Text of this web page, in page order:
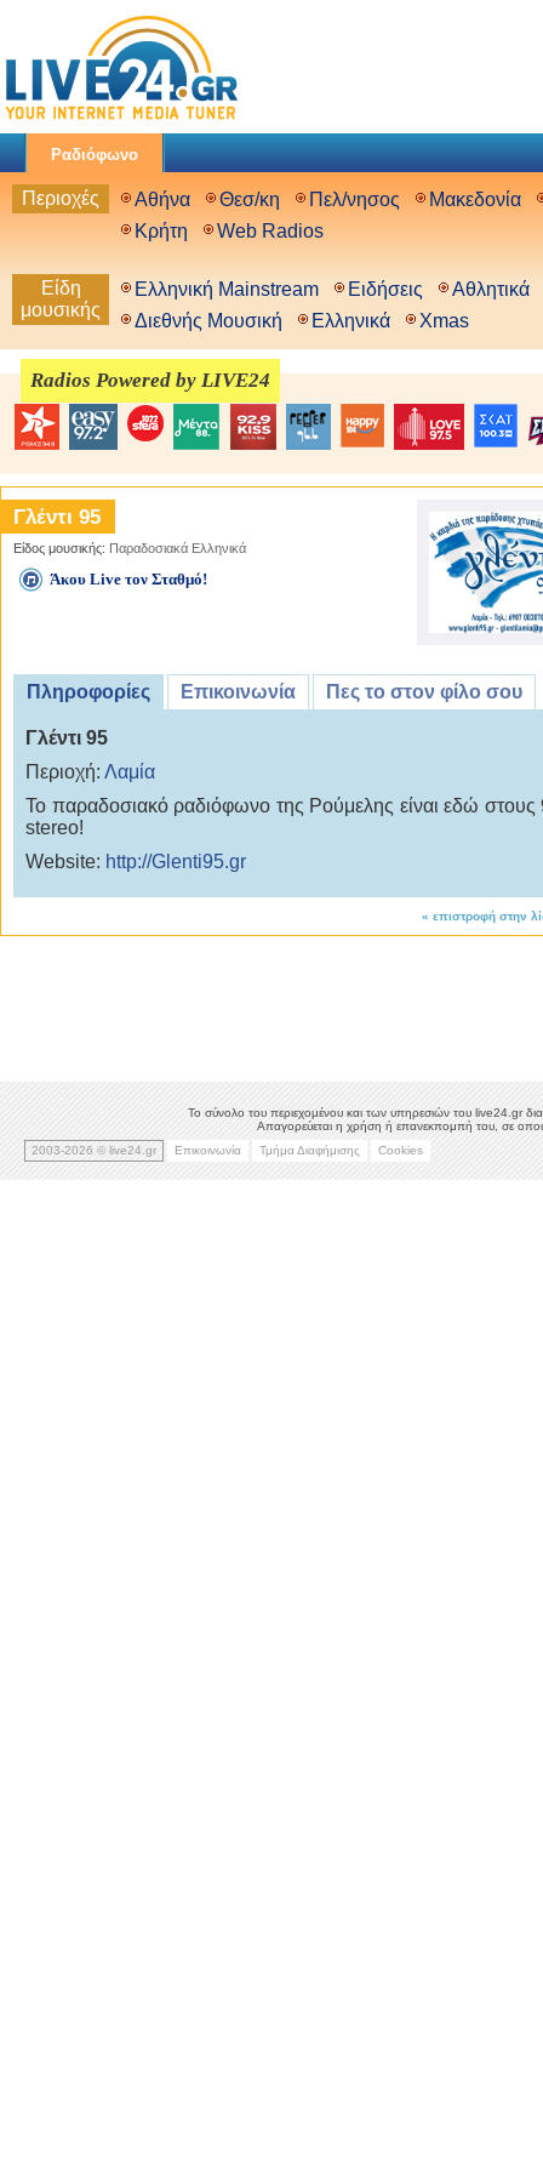
Ραδιόφωνο
Περιοχές Αθήνα Θεσ/κη Πελ/νησος
Μακεδονία
Κρήτη
Web Radios
Είδη
μουσικής
Ελληνική Mainstream Ειδήσεις
Αθλητικά
Διεθνής Μουσική
Ελληνικά Xmas
Radios Powered by LIVE24
Γλέντι 95
Είδος μουσικής: Παραδοσιακά Ελληνικά
Άκου Live τον Σταθμό!
Πληροφορίες Επικοινωνία Πες το στον φίλο σου
Γλέντι 95
Περιοχή: Λαμία
Το παραδοσιακό ραδιόφωνο της Ρούμελης είναι εδώ στους
stereo!
Website: http://Glenti95.gr
« επιστροφή στην
Το σύνολο του περιεχομένου και των υπηρεσιών του live24.gr
Απαγορεύεται η χρήση ή επανεκπομπή του, σε
2003-2026 © live24.gr
Επικοινωνία Τμήμα Διαφήμισης Cookies